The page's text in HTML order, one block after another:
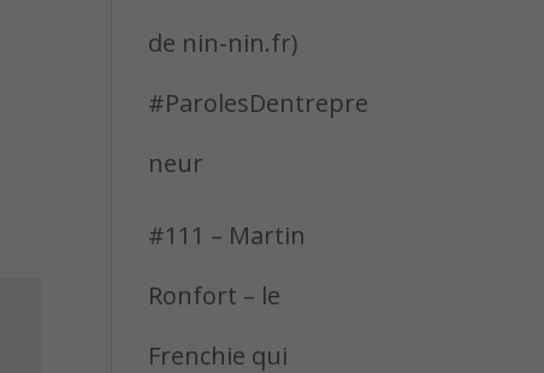
de nin-nin.fr)
#ParolesDentrepre
neur
#111 – Martin
Ronfort – le
Frenchie qui